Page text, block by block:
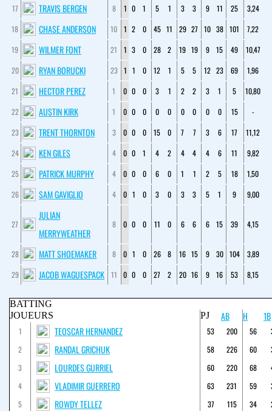
17 TRAVIS BERGEN 8 1 0 1 5 1 3 3 9 11 25
3,24
18
CHASE ANDERSON 10 1 2 0 45 11 29 27 10 38 101
7,22
19
WILMER FONT 21 1 3 0 28 2 19 19 9 15 49
10,47
20
RYAN BORUCKI 23 1 1 0 12 1 5 5 12 23 69
1,96
21
HECTOR PEREZ 1 0 0 0 3 1 2 2 3 1 5
10,80
22
AUSTIN KIRK 1 0 0 0 0 0 0 0 0 0 15
-
23
TRENT THORNTON 3 0 0 0 15 0 7 7 3 6 17
11,12
24
KEN GILES 4 0 0 1 4 2 4 4 4 6 11
9,82
25
PATRICK MURPHY 4 0 0 0 6 0 1 1 2 5 18
1,50
26
SAM GAVIGLIO 4 0 1 0 3 0 3 3 5 1 9 9,00
27
JULIAN
MERRYWEATHER
8 0 0 0 11 0 6 6 6 15 39 4,15
28 MATT SHOEMAKER 8 0 1 0 26 8 16 15 9 30 104
3,89
29
JACOB WAGUESPACK 11 0 0 0 27 2 20 16 9 16 53 8,15
BATTING
JOUEURS
PJ AB H 1B
1 TEOSCAR HERNANDEZ 53 200 56
2
RANDAL GRICHUK 58 226 60
3
LOURDES GURRIEL 60 220 68
4
VLADIMIR GUERRERO 63 231 59
5
ROWDY TELLEZ 37 115 34